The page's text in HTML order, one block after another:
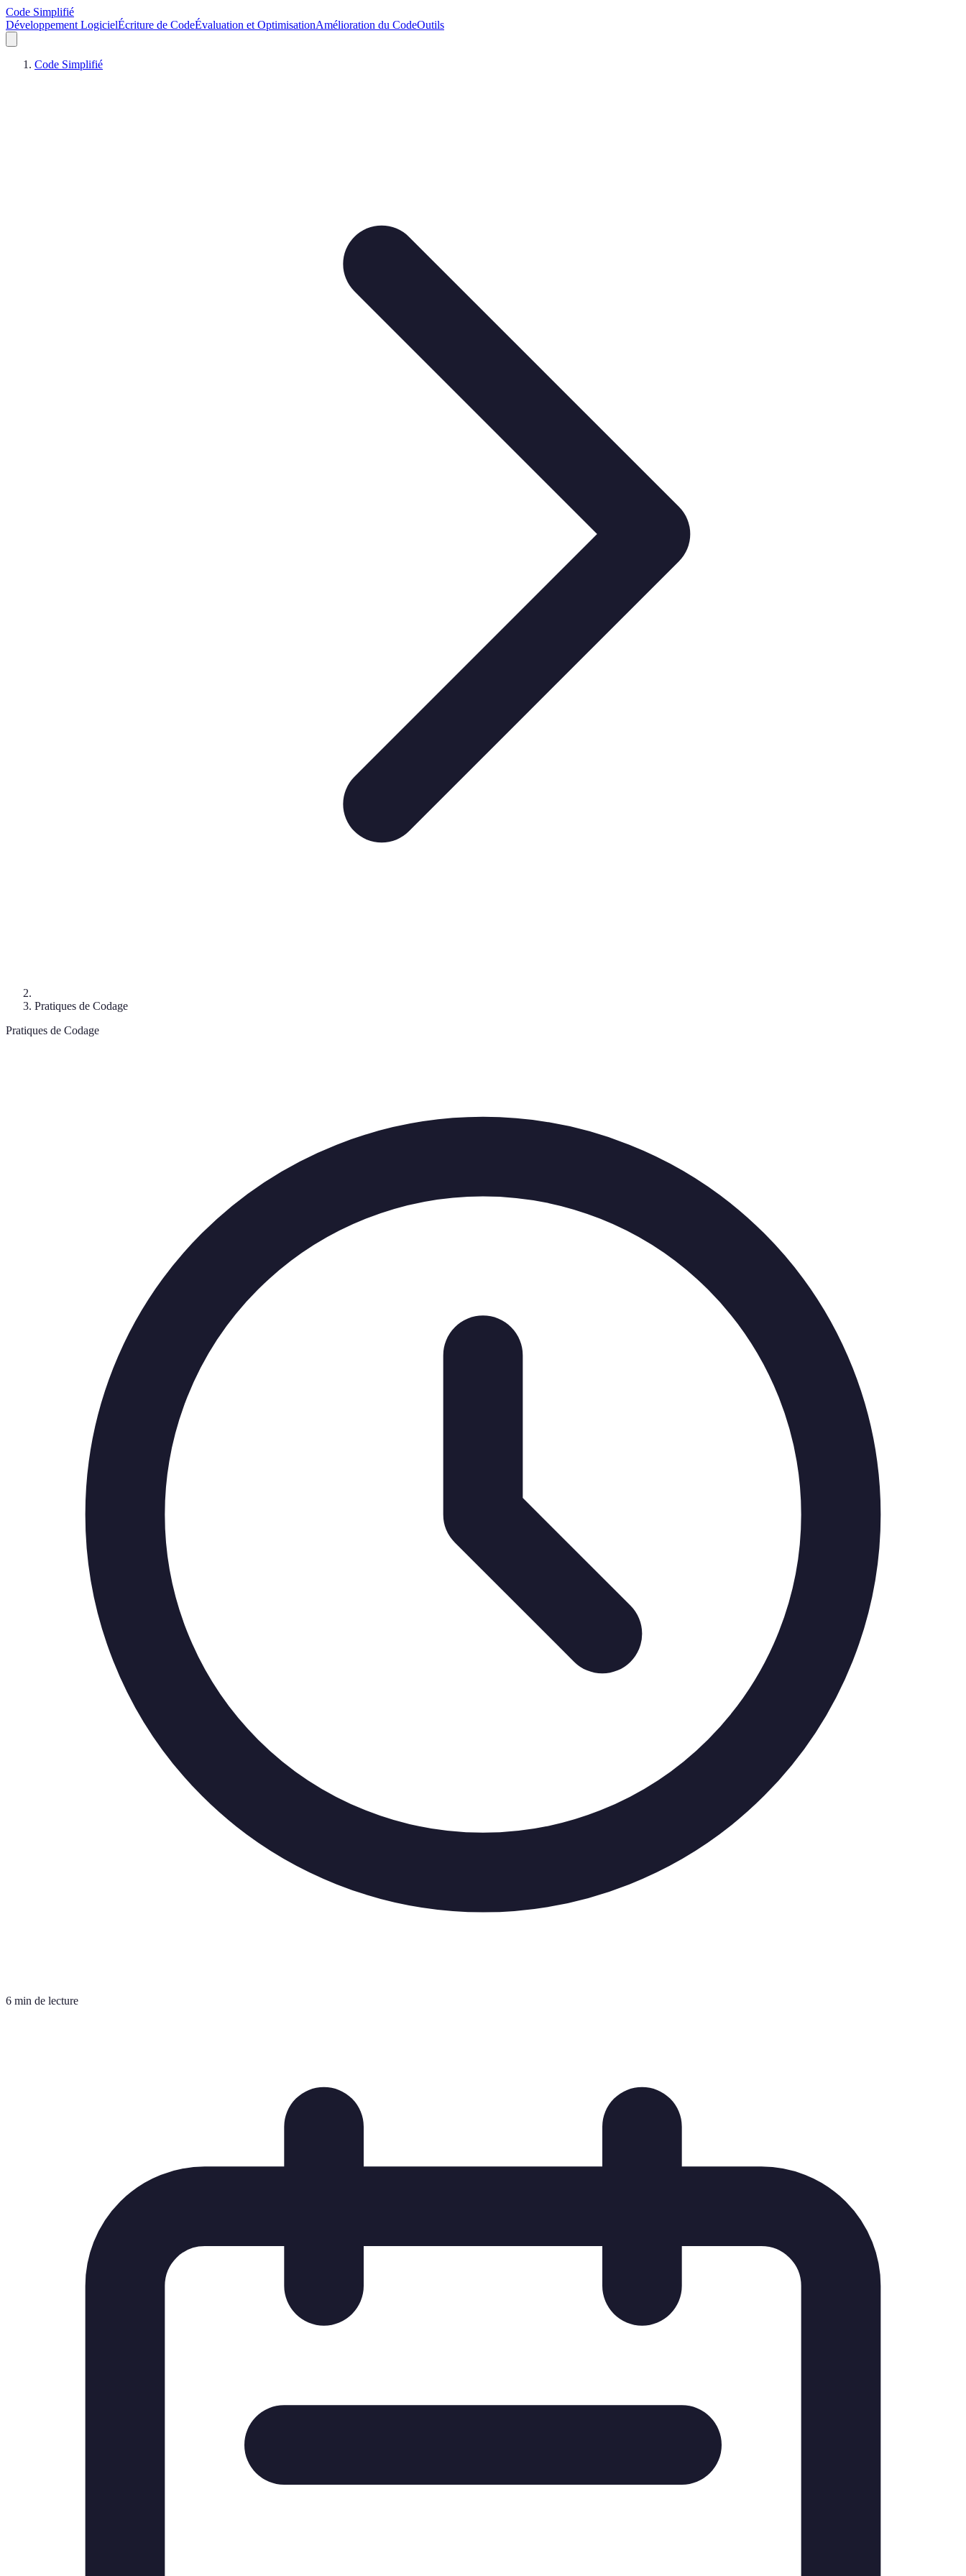
Code Simplifié
Développement LogicielÉcriture de CodeÉvaluation et OptimisationAmélioration du CodeOutils
Code Simplifié
Pratiques de Codage
Pratiques de Codage
6 min de lecture